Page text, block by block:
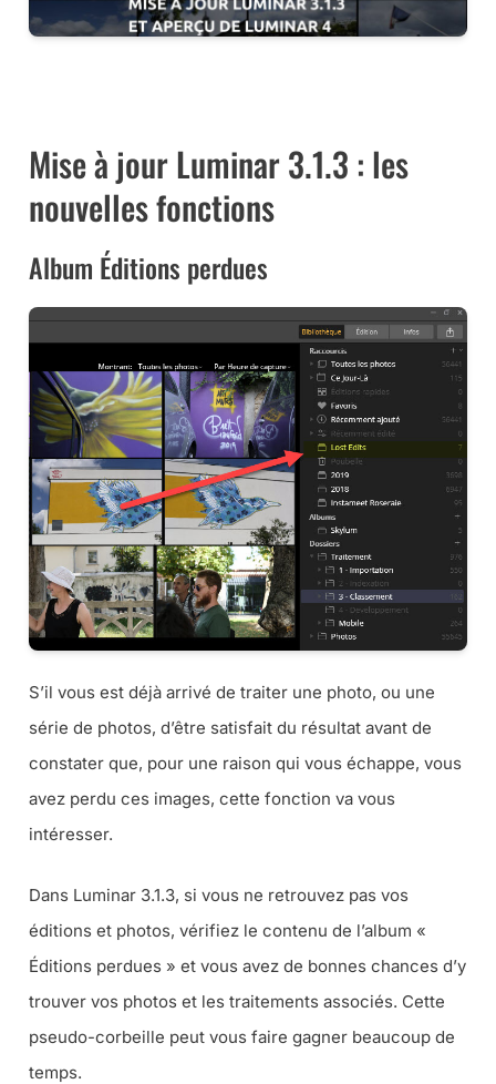
Mise à jour Luminar 3.1.3 : les
nouvelles fonctions
Album Éditions perdues
S’il vous est déjà arrivé de traiter une photo, ou une
série de photos, d’être satisfait du résultat avant de
constater que, pour une raison qui vous échappe, vous
avez perdu ces images, cette fonction va vous
intéresser.
Dans Luminar 3.1.3, si vous ne retrouvez pas vos
éditions et photos, vérifiez le contenu de l’album «
Éditions perdues » et vous avez de bonnes chances d’y
trouver vos photos et les traitements associés. Cette
pseudo-corbeille peut vous faire gagner beaucoup de
temps.